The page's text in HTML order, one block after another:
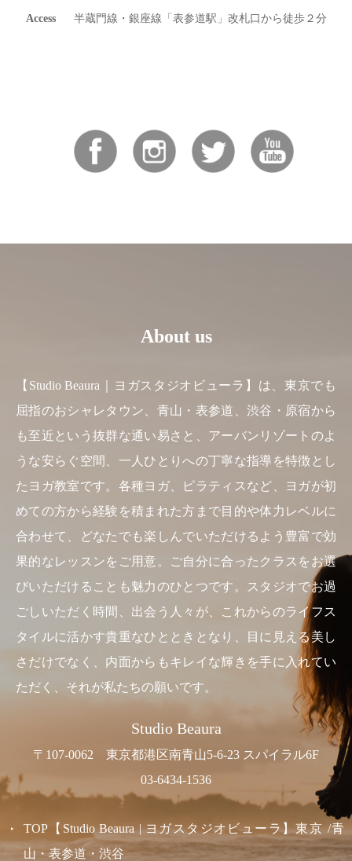
Access 半蔵門線・銀座線「表参道駅」改札口から徒歩２分
About us
【Studio Beaura｜ヨガスタジオビューラ】は、東京でも
屈指のおシャレタウン、青山・表参道、渋谷・原宿から
も至近という抜群な通い易さと、アーバンリゾートのよ
うな安らぐ空間、一人ひとりへの丁寧な指導を特徴とし
たヨガ教室です。各種ヨガ、ピラティスなど、ヨガが初
めての方から経験を積まれた方まで目的や体力レベルに
合わせて、どなたでも楽しんでいただけるよう豊富で効
果的なレッスンをご用意。ご自分に合ったクラスをお選
びいただけることも魅力のひとつです。スタジオでお過
ごしいただく時間、出会う人々が、これからのライフス
タイルに活かす貴重なひとときとなり、目に見える美し
さだけでなく、内面からもキレイな輝きを手に入れてい
ただく、それが私たちの願いです。
Studio Beaura
〒107-0062 東京都港区南青山5-6-23 スパイラル6F
03-6434-1536
TOP【Studio Beaura | ヨガスタジオビューラ】東京 /青
山・表参道・渋谷